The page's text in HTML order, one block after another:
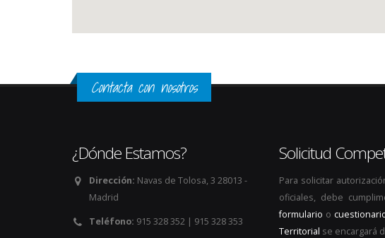
Contacta con nosotros
¿Dónde Estamos?
Dirección: Navas de Tolosa, 3 28013 -
Madrid
Teléfono: 915 328 352 | 915 328 353
Solicitud
Para solicitar
oficiales, debe
formulario o
Territorial se encargará